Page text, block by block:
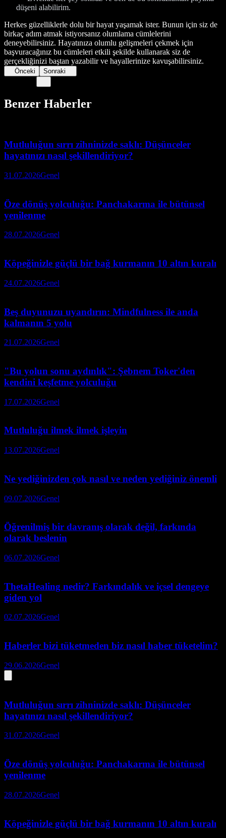
düşeni alabilirim.
Herkes güzelliklerle dolu bir hayat yaşamak ister. Bunun için siz de
birkaç adım atmak istiyorsanız olumlama cümlelerini
deneyebilirsiniz. Hayatınıza olumlu gelişmeleri çekmek için
başvuracağınız bu cümleleri etkili şekilde kullanarak siz de
gerçekliğinizi baştan yazabilir ve hayallerinize kavuşabilirsiniz.
Önceki Sonraki
Benzer Haberler
Mutluluğun sırrı zihninizde saklı: Düşünceler
hayatınızı nasıl şekillendiriyor?
31.07.2026Genel
Öze dönüş yolculuğu: Panchakarma ile bütünsel
yenilenme
28.07.2026Genel
Köpeğinizle güçlü bir bağ kurmanın 10 altın kuralı
24.07.2026Genel
Beş duyunuzu uyandırın: Mindfulness ile anda
kalmanın 5 yolu
21.07.2026Genel
"Bu yolun sonu aydınlık": Şebnem Toker'den
kendini keşfetme yolculuğu
17.07.2026Genel
Mutluluğu ilmek ilmek işleyin
13.07.2026Genel
Ne yediğinizden çok nasıl ve neden yediğiniz önemli
09.07.2026Genel
Öğrenilmiş bir davranış olarak değil, farkında
olarak beslenin
06.07.2026Genel
ThetaHealing nedir? Farkındalık ve içsel dengeye
giden yol
02.07.2026Genel
Haberler bizi tüketmeden biz nasıl haber tüketelim?
29.06.2026Genel
Mutluluğun sırrı zihninizde saklı: Düşünceler
hayatınızı nasıl şekillendiriyor?
31.07.2026Genel
Öze dönüş yolculuğu: Panchakarma ile bütünsel
yenilenme
28.07.2026Genel
Köpeğinizle güçlü bir bağ kurmanın 10 altın kuralı